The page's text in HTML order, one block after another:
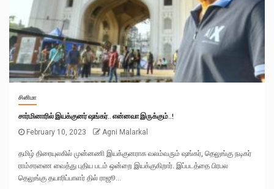
சினிமா
சார்மினாரில் இயக்குனர் ஷங்கர்.. என்னவா இருக்கும்..!
February 10, 2023
Agni Malarkal
தமிழ் திரையுலகில் முன்னணி இயக்குனராக வலம்வரும் ஷங்கர், தெலுங்கு நடிகர்
ராம்சரணை வைத்து புதிய படம் ஒன்றை இயக்குகிறார். இப்படத்தை பிரபல
தெலுங்கு தயாரிப்பாளர் தில் ராஜூ...